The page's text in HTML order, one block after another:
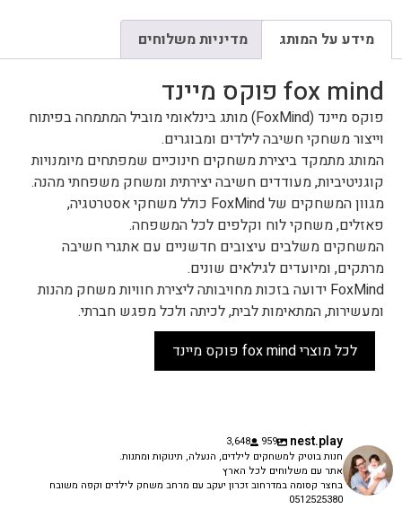
מידע על המותג מדיניות משלוחים
fox mind פוקס מיינד
פוקס מיינד (FoxMind) מותג בינלאומי מוביל המתמחה בפיתוח
וייצור משחקי חשיבה לילדים ומבוגרים.
המותג מתמקד ביצירת משחקים חינוכיים שמפתחים מיומנויות
קוגניטיביות, מעודדים חשיבה יצירתית ומשחק משפחתי מהנה.
מגוון המשחקים של FoxMind כולל משחקי אסטרטגיה,
פאזלים, משחקי לוח וקלפים לכל המשפחה.
המשחקים משלבים עיצובים חדשניים עם אתגרי חשיבה
מרתקים, ומיועדים לגילאים שונים.
FoxMind ידועה בזכות מחויבותה ליצירת חוויות משחק מהנות
ומעשירות, המתאימות לבית, לכיתה ולכל מפגש חברתי.
לכל מוצרי fox mind פוקס מיינד
nest.play
959
3,648
חנות בוטיק למשחקים לילדים, הנעלה, תינוקות ומתנות.
אתר עם משלוחים לכל הארץ
בחצר קסומה במדרחוב זכרון יעקב עם מרחב משחק לילדים וקפה משובח
0512525380